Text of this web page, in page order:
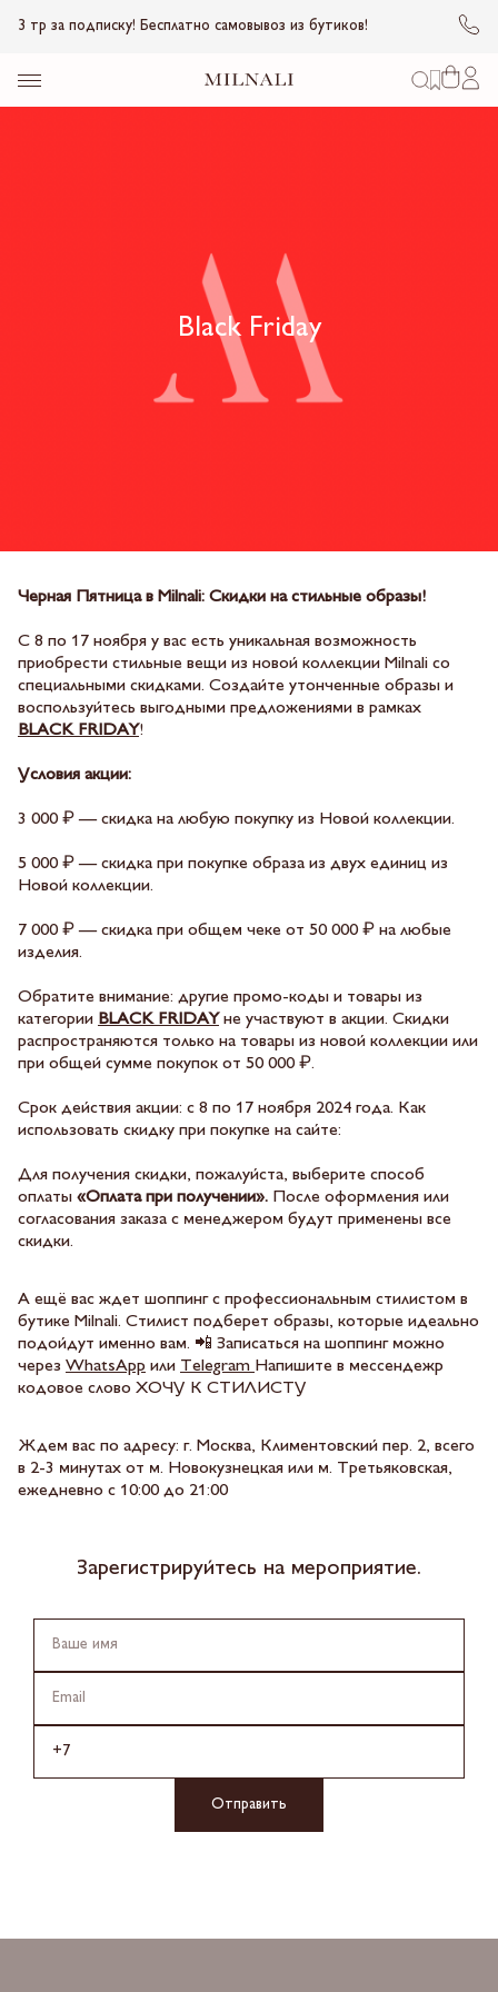
3 тр за подписку! Бесплатно самовывоз из бутиков!
Black Friday
Черная Пятница в Milnali: Скидки на стильные образы!
С 8 по 17 ноября у вас есть уникальная возможность
приобрести стильные вещи из новой коллекции Milnali со
специальными скидками. Создайте утонченные образы и
воспользуйтесь выгодными предложениями в рамках
BLACK FRIDAY!
Условия акции:
3 000 ₽ — скидка на любую покупку из Новой коллекции.
5 000 ₽ — скидка при покупке образа из двух единиц из
Новой коллекции.
7 000 ₽ — скидка при общем чеке от 50 000 ₽ на любые
изделия.
Обратите внимание: другие промо-коды и товары из
категории BLACK FRIDAY не участвуют в акции. Скидки
распространяются только на товары из новой коллекции или
при общей сумме покупок от 50 000 ₽.
Срок действия акции: с 8 по 17 ноября 2024 года. Как
использовать скидку при покупке на сайте:
Для получения скидки, пожалуйста, выберите способ
оплаты «Оплата при получении». После оформления или
согласования заказа с менеджером будут применены все
скидки.
А ещё вас ждет шоппинг с профессиональным стилистом в
бутике Milnali. Стилист подберет образы, которые идеально
подойдут именно вам. 📲 Записаться на шоппинг можно
через WhatsApp или Telegram Напишите в мессендежр
кодовое слово ХОЧУ К СТИЛИСТУ
Ждем вас по адресу: г. Москва, Климентовский пер. 2, всего
в 2-3 минутах от м. Новокузнецкая или м. Третьяковская,
ежедневно с 10:00 до 21:00
Зарегистрируйтесь на мероприятие.
Отправить